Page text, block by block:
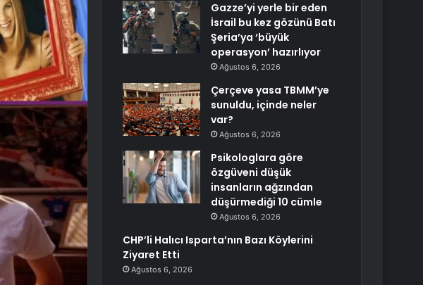
Gazze’yi yerle bir eden
İsrail bu kez gözünü Batı
Şeria’ya ‘büyük
operasyon’ hazırlıyor
Ağustos 6, 2026
Çerçeve yasa TBMM’ye
sunuldu, içinde neler
var?
Ağustos 6, 2026
Psikologlara göre
özgüveni düşük
insanların ağzından
düşürmediği 10 cümle
Ağustos 6, 2026
CHP’li Halıcı Isparta’nın Bazı Köylerini
Ziyaret Etti
Ağustos 6, 2026